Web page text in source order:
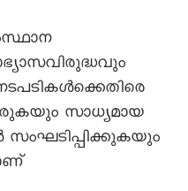
സാധ്യമായ
സംഘടിപ്പിക്കുകയും